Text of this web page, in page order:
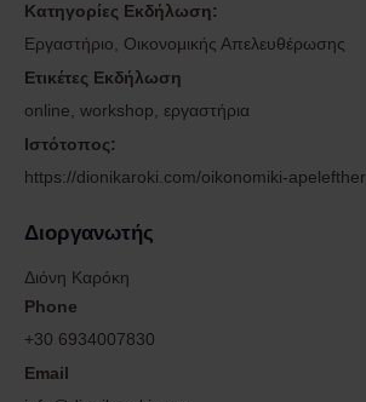
Κατηγορίες Εκδήλωση:
Εργαστήριο, Οικονομικής Απελευθέρωσης
Ετικέτες Εκδήλωση
online, workshop, εργαστήρια
Ιστότοπος:
https://dionikaroki.com/oikonomiki-
Διοργανωτής
Διόνη Καρόκη
Phone
+30 6934007830
Email